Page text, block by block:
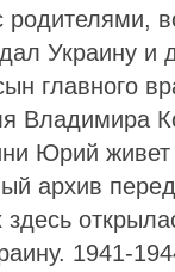
родителями,
Украину и
главного
Владимира
Юрий
архив
1941-